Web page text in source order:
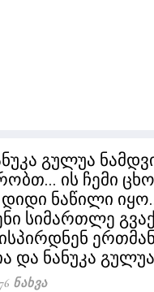
გულუა
ის ჩემი
ნაწილი
სიმართლე
და ნანუკა გულუა
Ნახვა